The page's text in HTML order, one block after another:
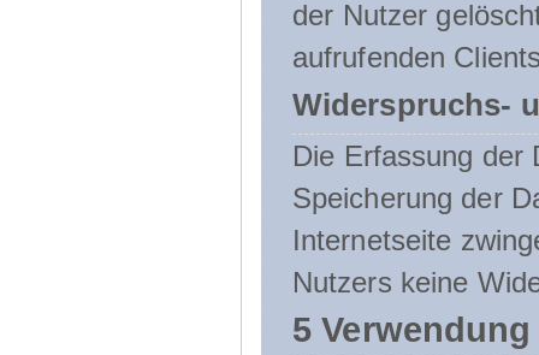
der Nutzer
aufrufenden
Widerspruchs-
Die Erfassung der
Speicherung der
Internetseite
Nutzers keine
5